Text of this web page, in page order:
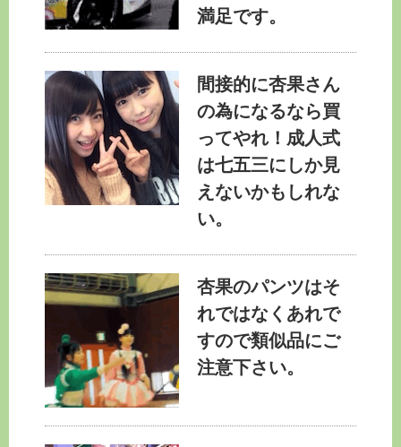
満足です。
間接的に杏果さん
の為になるなら買
ってやれ！成人式
は七五三にしか見
えないかもしれな
い。
杏果のパンツはそ
れではなくあれで
すので類似品にご
注意下さい。